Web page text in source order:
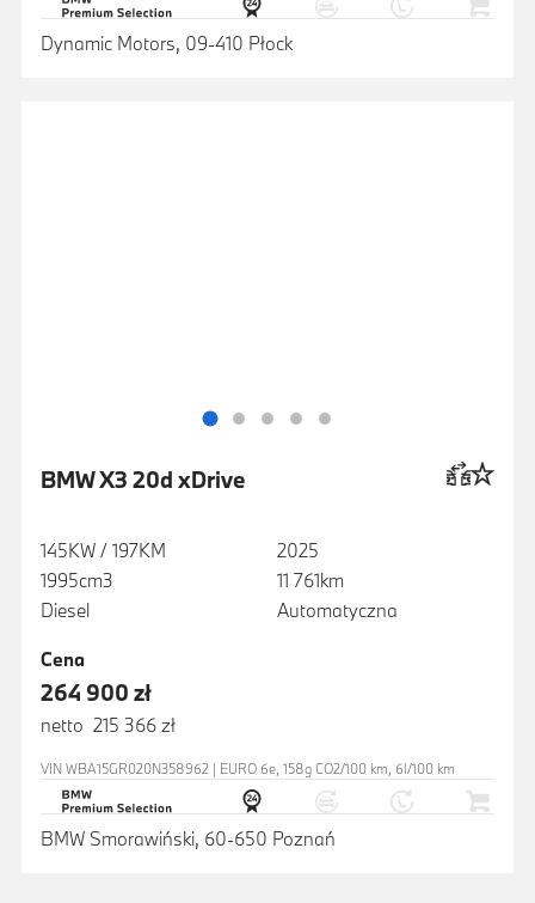
Dynamic Motors, 09-410 Płock
BMW X3 20d xDrive
145KW / 197KM
1995cm3
Diesel
2025
11 761km
Automatyczna
Cena
264 900 zł
netto 215 366 zł
VIN WBA15GR020N358962 | EURO 6e, 158g CO2/100 km, 6l/100 km
BMW Smorawiński, 60-650 Poznań